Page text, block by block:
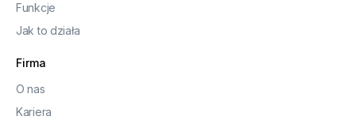
Funkcje
Jak to działa
Firma
O nas
Kariera